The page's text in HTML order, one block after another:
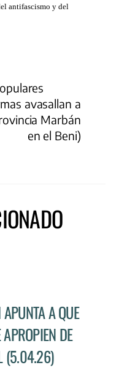
antifascismo y del
avasallan a
Marbán
en el Beni)
A QUE
DE
(5.04.26)